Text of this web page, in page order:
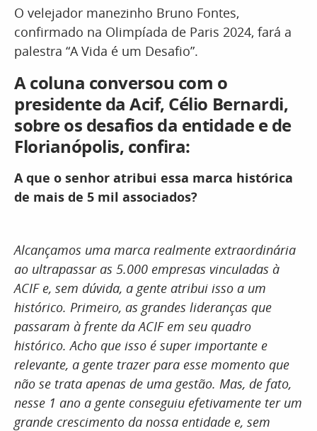
O velejador manezinho Bruno Fontes,
confirmado na Olimpíada de Paris 2024, fará a
palestra “A Vida é um Desafio”.
A coluna conversou com o
presidente da Acif, Célio Bernardi,
sobre os desafios da entidade e de
Florianópolis, confira:
A que o senhor atribui essa marca histórica
de mais de 5 mil associados?
Alcançamos uma marca realmente extraordinária
ao ultrapassar as 5.000 empresas vinculadas à
ACIF e, sem dúvida, a gente atribui isso a um
histórico. Primeiro, as grandes lideranças que
passaram à frente da ACIF em seu quadro
histórico. Acho que isso é super importante e
relevante, a gente trazer para esse momento que
não se trata apenas de uma gestão. Mas, de fato,
nesse 1 ano a gente conseguiu efetivamente ter um
grande crescimento da nossa entidade e, sem